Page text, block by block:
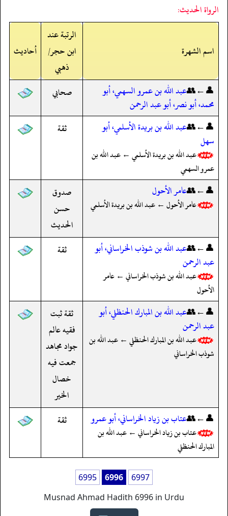
الرواة الحديث:
اسم الشهرة
الرتبة عند
ابن حجر/
ذهبي
أحاديث
👤←👥عبد الله بن عمرو السهمي، أبو
محمد، أبو نصر، أبو عبد الرحمن
صحابي
👤←👥عبد الله بن بريدة الأسلمي، أبو
سهل
عبد الله بن بريدة الأسلمي ← عبد الله بن
عمرو السهمي
ثقة
👤←👥عامر الأحول
عامر الأحول ← عبد الله بن بريدة الأسلمي
صدوق
حسن
الحديث
👤←👥عبد الله بن شوذب الخراساني، أبو
عبد الرحمن
عبد الله بن شوذب الخراساني ← عامر
الأحول
ثقة
👤←👥عبد الله بن المبارك الحنظلي، أبو
عبد الرحمن
عبد الله بن المبارك الحنظلي ← عبد الله بن
شوذب الخراساني
ثقة ثبت
فقيه عالم
جواد مجاهد
جمعت فيه
خصال
الخير
👤←👥عتاب بن زياد الخراساني، أبو عمرو
عتاب بن زياد الخراساني ← عبد الله بن
المبارك الحنظلي
ثقة
6995 6996
6997
Musnad Ahmad Hadith 6996 in Urdu